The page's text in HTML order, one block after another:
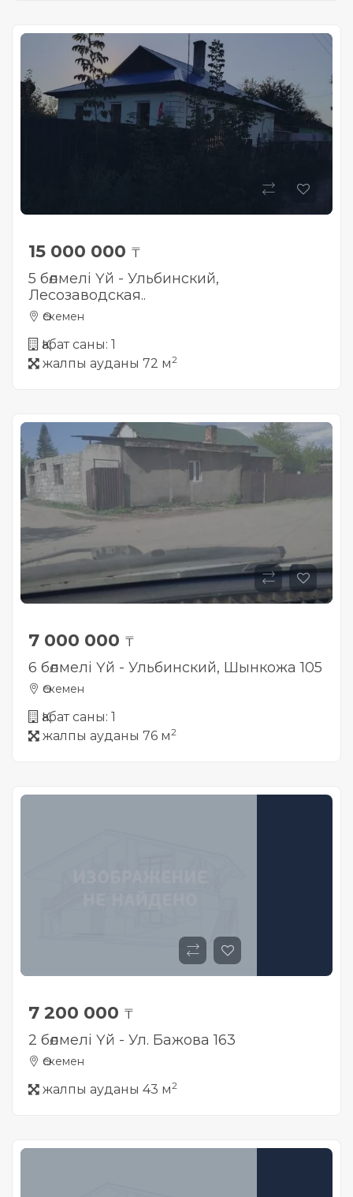
15 000 000 ₸
5 бөлмелі Үй - Ульбинский,
Лесозаводская..
Өскемен
Қабат саны: 1
жалпы ауданы 72 м2
7 000 000 ₸
6 бөлмелі Үй - Ульбинский, Шынкожа 105
Өскемен
Қабат саны: 1
жалпы ауданы 76 м2
7 200 000 ₸
2 бөлмелі Үй - Ул. Бажова 163
Өскемен
жалпы ауданы 43 м2